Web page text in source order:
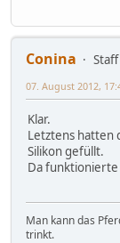
Conina
Staff
07. August 2012,
Klar.
Letztens hatten
Silikon gefüllt.
Da funktionierte
Man kann das
trinkt.